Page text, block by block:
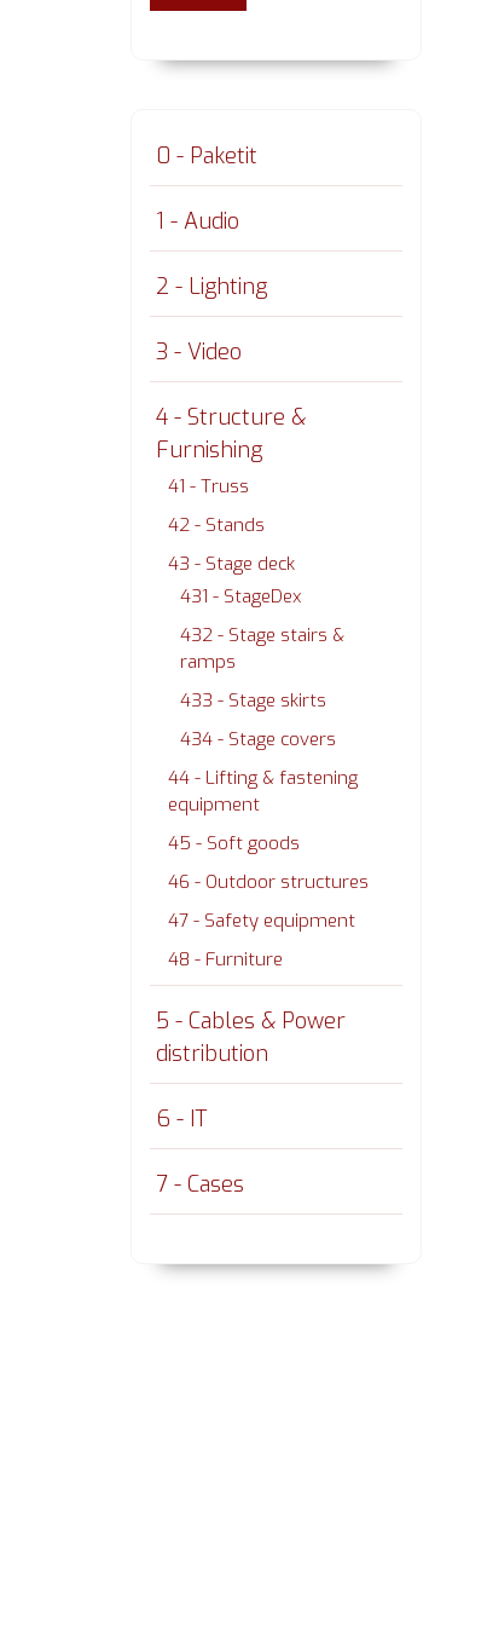
0 - Paketit
1 - Audio
2 - Lighting
3 - Video
4 - Structure &
Furnishing
41 - Truss
42 - Stands
43 - Stage deck
431 - StageDex
432 - Stage stairs &
ramps
433 - Stage skirts
434 - Stage covers
44 - Lifting & fastening
equipment
45 - Soft goods
46 - Outdoor structures
47 - Safety equipment
48 - Furniture
5 - Cables & Power
distribution
6 - IT
7 - Cases